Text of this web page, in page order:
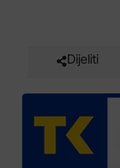
Dijeliti